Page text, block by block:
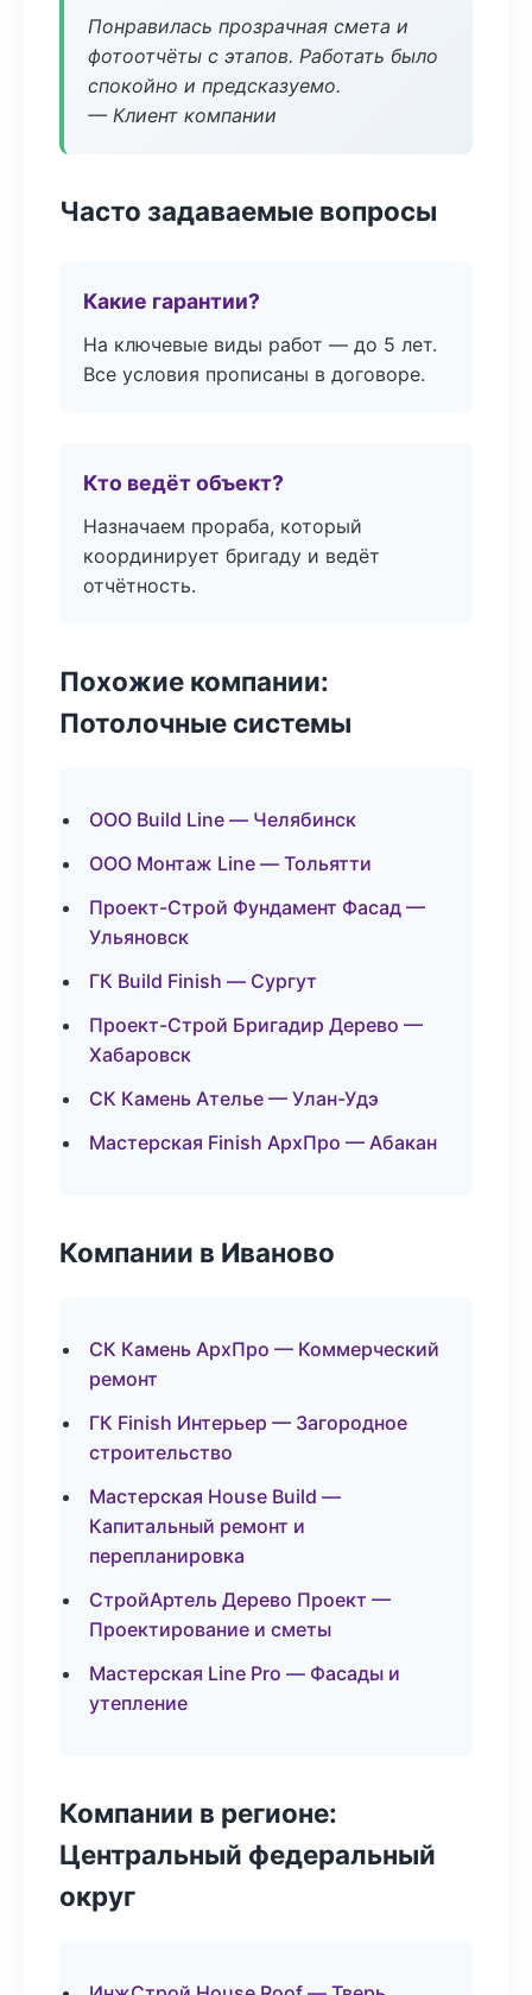
Понравилась прозрачная смета и
фотоотчёты с этапов. Работать было
спокойно и предсказуемо.
— Клиент компании
Часто задаваемые вопросы
Какие гарантии?
На ключевые виды работ — до 5 лет.
Все условия прописаны в договоре.
Кто ведёт объект?
Назначаем прораба, который
координирует бригаду и ведёт
отчётность.
Похожие компании:
Потолочные системы
ООО Build Line — Челябинск
ООО Монтаж Line — Тольятти
Проект-Строй Фундамент Фасад —
Ульяновск
ГК Build Finish — Сургут
Проект-Строй Бригадир Дерево —
Хабаровск
СК Камень Ателье — Улан-Удэ
Мастерская Finish АрхПро — Абакан
Компании в Иваново
СК Камень АрхПро — Коммерческий
ремонт
ГК Finish Интерьер — Загородное
строительство
Мастерская House Build —
Капитальный ремонт и
перепланировка
СтройАртель Дерево Проект —
Проектирование и сметы
Мастерская Line Pro — Фасады и
утепление
Компании в регионе:
Центральный федеральный
округ